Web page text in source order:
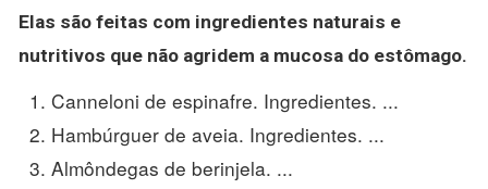
Elas são feitas com ingredientes naturais e
nutritivos que não agridem a mucosa do estômago.
Canneloni de espinafre. Ingredientes. ...
Hambúrguer de aveia. Ingredientes. ...
Almôndegas de berinjela. ...